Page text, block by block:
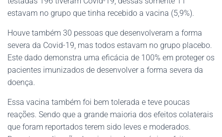
estavam no grupo que tinha recebido a vacina (5,9%).
Houve também 30 pessoas que desenvolveram a forma
severa da Covid-19, mas todos estavam no grupo placebo.
Este dado demonstra uma eficácia de 100% em proteger os
pacientes imunizados de desenvolver a forma severa da
doença.
Essa vacina também foi bem tolerada e teve poucas
reações. Sendo que a grande maioria dos efeitos colaterais
que foram reportados terem sido leves e moderados.